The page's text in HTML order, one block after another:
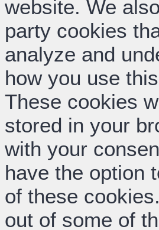
website. We
party cookies
analyze and
how you use
These cookies
stored in your
with your
have the option
of these
out of some of